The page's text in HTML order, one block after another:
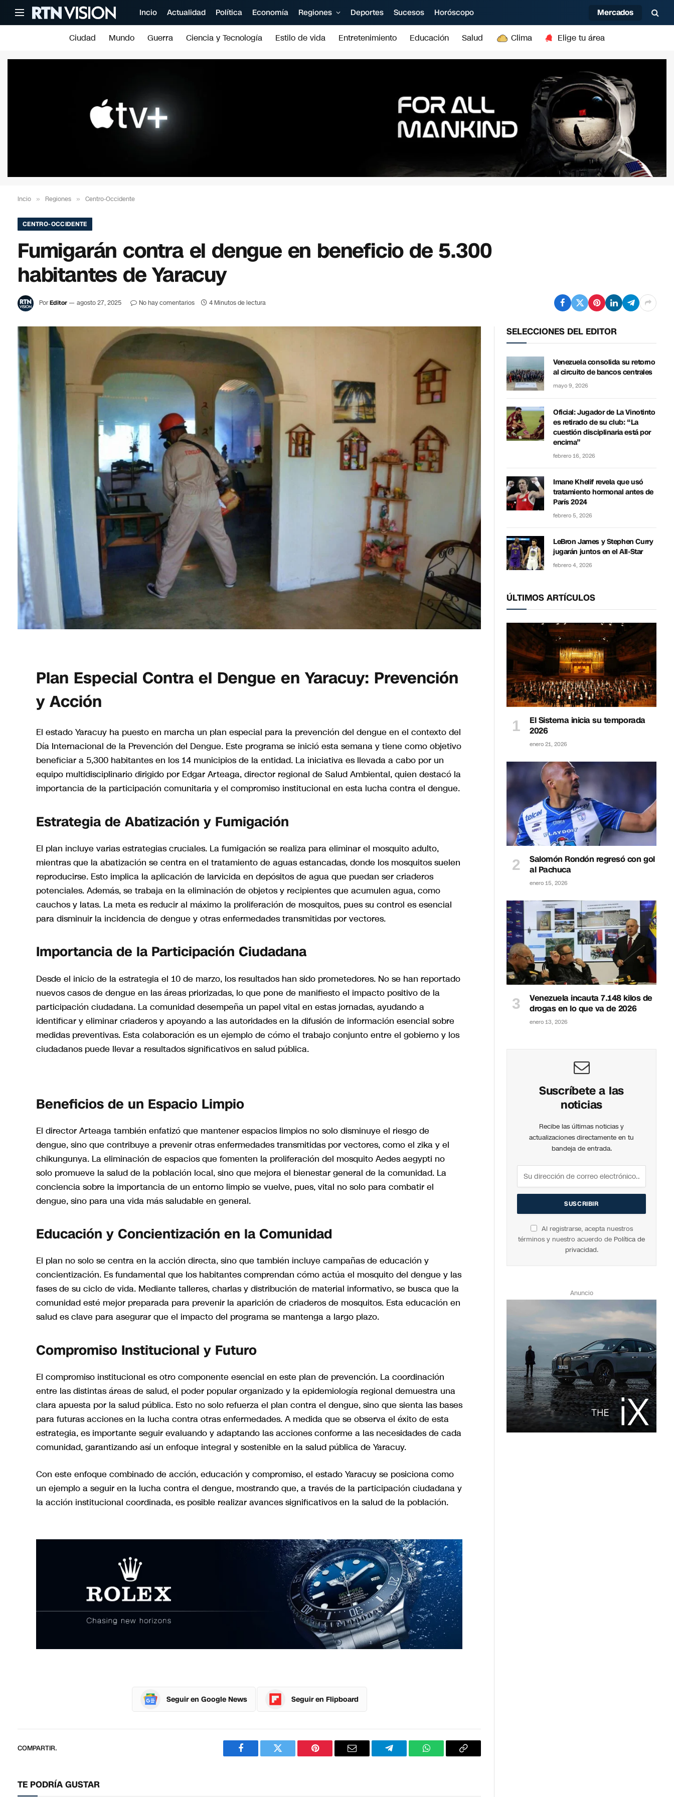
Incio Actualidad Política Economía Regiones Deportes Sucesos Horóscopo Mercados
Ciudad Mundo Guerra Ciencia y Tecnología Estilo de vida Entretenimiento Educación Salud Clima Elige tu área
Incio » Regiones » Centro-Occidente
CENTRO-OCCIDENTE
Fumigarán contra el dengue en beneficio de 5.300
habitantes de Yaracuy
PorEditor agosto 27, 2025 No hay comentarios 4 Minutos de lectura
Plan Especial Contra el Dengue en Yaracuy: Prevención
y Acción
El estado Yaracuy ha puesto en marcha un plan especial para la prevención del dengue en el contexto del
Día Internacional de la Prevención del Dengue. Este programa se inició esta semana y tiene como objetivo
beneficiar a 5,300 habitantes en los 14 municipios de la entidad. La iniciativa es llevada a cabo por un
equipo multidisciplinario dirigido por Edgar Arteaga, director regional de Salud Ambiental, quien destacó la
importancia de la participación comunitaria y el compromiso institucional en esta lucha contra el dengue.
Estrategia de Abatización y Fumigación
El plan incluye varias estrategias cruciales. La fumigación se realiza para eliminar el mosquito adulto,
mientras que la abatización se centra en el tratamiento de aguas estancadas, donde los mosquitos suelen
reproducirse. Esto implica la aplicación de larvicida en depósitos de agua que puedan ser criaderos
potenciales. Además, se trabaja en la eliminación de objetos y recipientes que acumulen agua, como
cauchos y latas. La meta es reducir al máximo la proliferación de mosquitos, pues su control es esencial
para disminuir la incidencia de dengue y otras enfermedades transmitidas por vectores.
Importancia de la Participación Ciudadana
Desde el inicio de la estrategia el 10 de marzo, los resultados han sido prometedores. No se han reportado
nuevos casos de dengue en las áreas priorizadas, lo que pone de manifiesto el impacto positivo de la
participación ciudadana. La comunidad desempeña un papel vital en estas jornadas, ayudando a
identificar y eliminar criaderos y apoyando a las autoridades en la difusión de información esencial sobre
medidas preventivas. Esta colaboración es un ejemplo de cómo el trabajo conjunto entre el gobierno y los
ciudadanos puede llevar a resultados significativos en salud pública.
Beneficios de un Espacio Limpio
El director Arteaga también enfatizó que mantener espacios limpios no solo disminuye el riesgo de
dengue, sino que contribuye a prevenir otras enfermedades transmitidas por vectores, como el zika y el
chikungunya. La eliminación de espacios que fomenten la proliferación del mosquito Aedes aegypti no
solo promueve la salud de la población local, sino que mejora el bienestar general de la comunidad. La
conciencia sobre la importancia de un entorno limpio se vuelve, pues, vital no solo para combatir el
dengue, sino para una vida más saludable en general.
Educación y Concientización en la Comunidad
El plan no solo se centra en la acción directa, sino que también incluye campañas de educación y
concientización. Es fundamental que los habitantes comprendan cómo actúa el mosquito del dengue y las
fases de su ciclo de vida. Mediante talleres, charlas y distribución de material informativo, se busca que la
comunidad esté mejor preparada para prevenir la aparición de criaderos de mosquitos. Esta educación en
salud es clave para asegurar que el impacto del programa se mantenga a largo plazo.
Compromiso Institucional y Futuro
El compromiso institucional es otro componente esencial en este plan de prevención. La coordinación
entre las distintas áreas de salud, el poder popular organizado y la epidemiología regional demuestra una
clara apuesta por la salud pública. Esto no solo refuerza el plan contra el dengue, sino que sienta las bases
para futuras acciones en la lucha contra otras enfermedades. A medida que se observa el éxito de esta
estrategia, es importante seguir evaluando y adaptando las acciones conforme a las necesidades de cada
comunidad, garantizando así un enfoque integral y sostenible en la salud pública de Yaracuy.
Con este enfoque combinado de acción, educación y compromiso, el estado Yaracuy se posiciona como
un ejemplo a seguir en la lucha contra el dengue, mostrando que, a través de la participación ciudadana y
la acción institucional coordinada, es posible realizar avances significativos en la salud de la población.
Seguir en Google News Seguir en Flipboard
COMPARTIR.
FacebookTwitter PinterestCorreo
TelegramWhatsAppCopiar
TE PODRÍA GUSTAR
SELECCIONES DEL EDITOR
Venezuela consolida su retorno
al circuito de bancos centrales
mayo 9, 2026
Oficial: Jugador de La Vinotinto
es retirado de su club: “La
cuestión disciplinaria está por
encima”
febrero 16, 2026
Imane Khelif revela que usó
tratamiento hormonal antes de
París 2024
febrero 5, 2026
LeBron James y Stephen Curry
jugarán juntos en el All-Star
febrero 4, 2026
ÚLTIMOS ARTÍCULOS
El Sistema inicia su temporada
2026
enero 21, 2026
Salomón Rondón regresó con gol
al Pachuca
enero 15, 2026
Venezuela incauta 7.148 kilos de
drogas en lo que va de 2026
enero 13, 2026
Suscríbete a las
noticias
Recibe las últimas noticias y
actualizaciones directamente en tu
bandeja de entrada.
Al registrarse, acepta nuestros
términos y nuestro acuerdo de Política de
privacidad.
Anuncio